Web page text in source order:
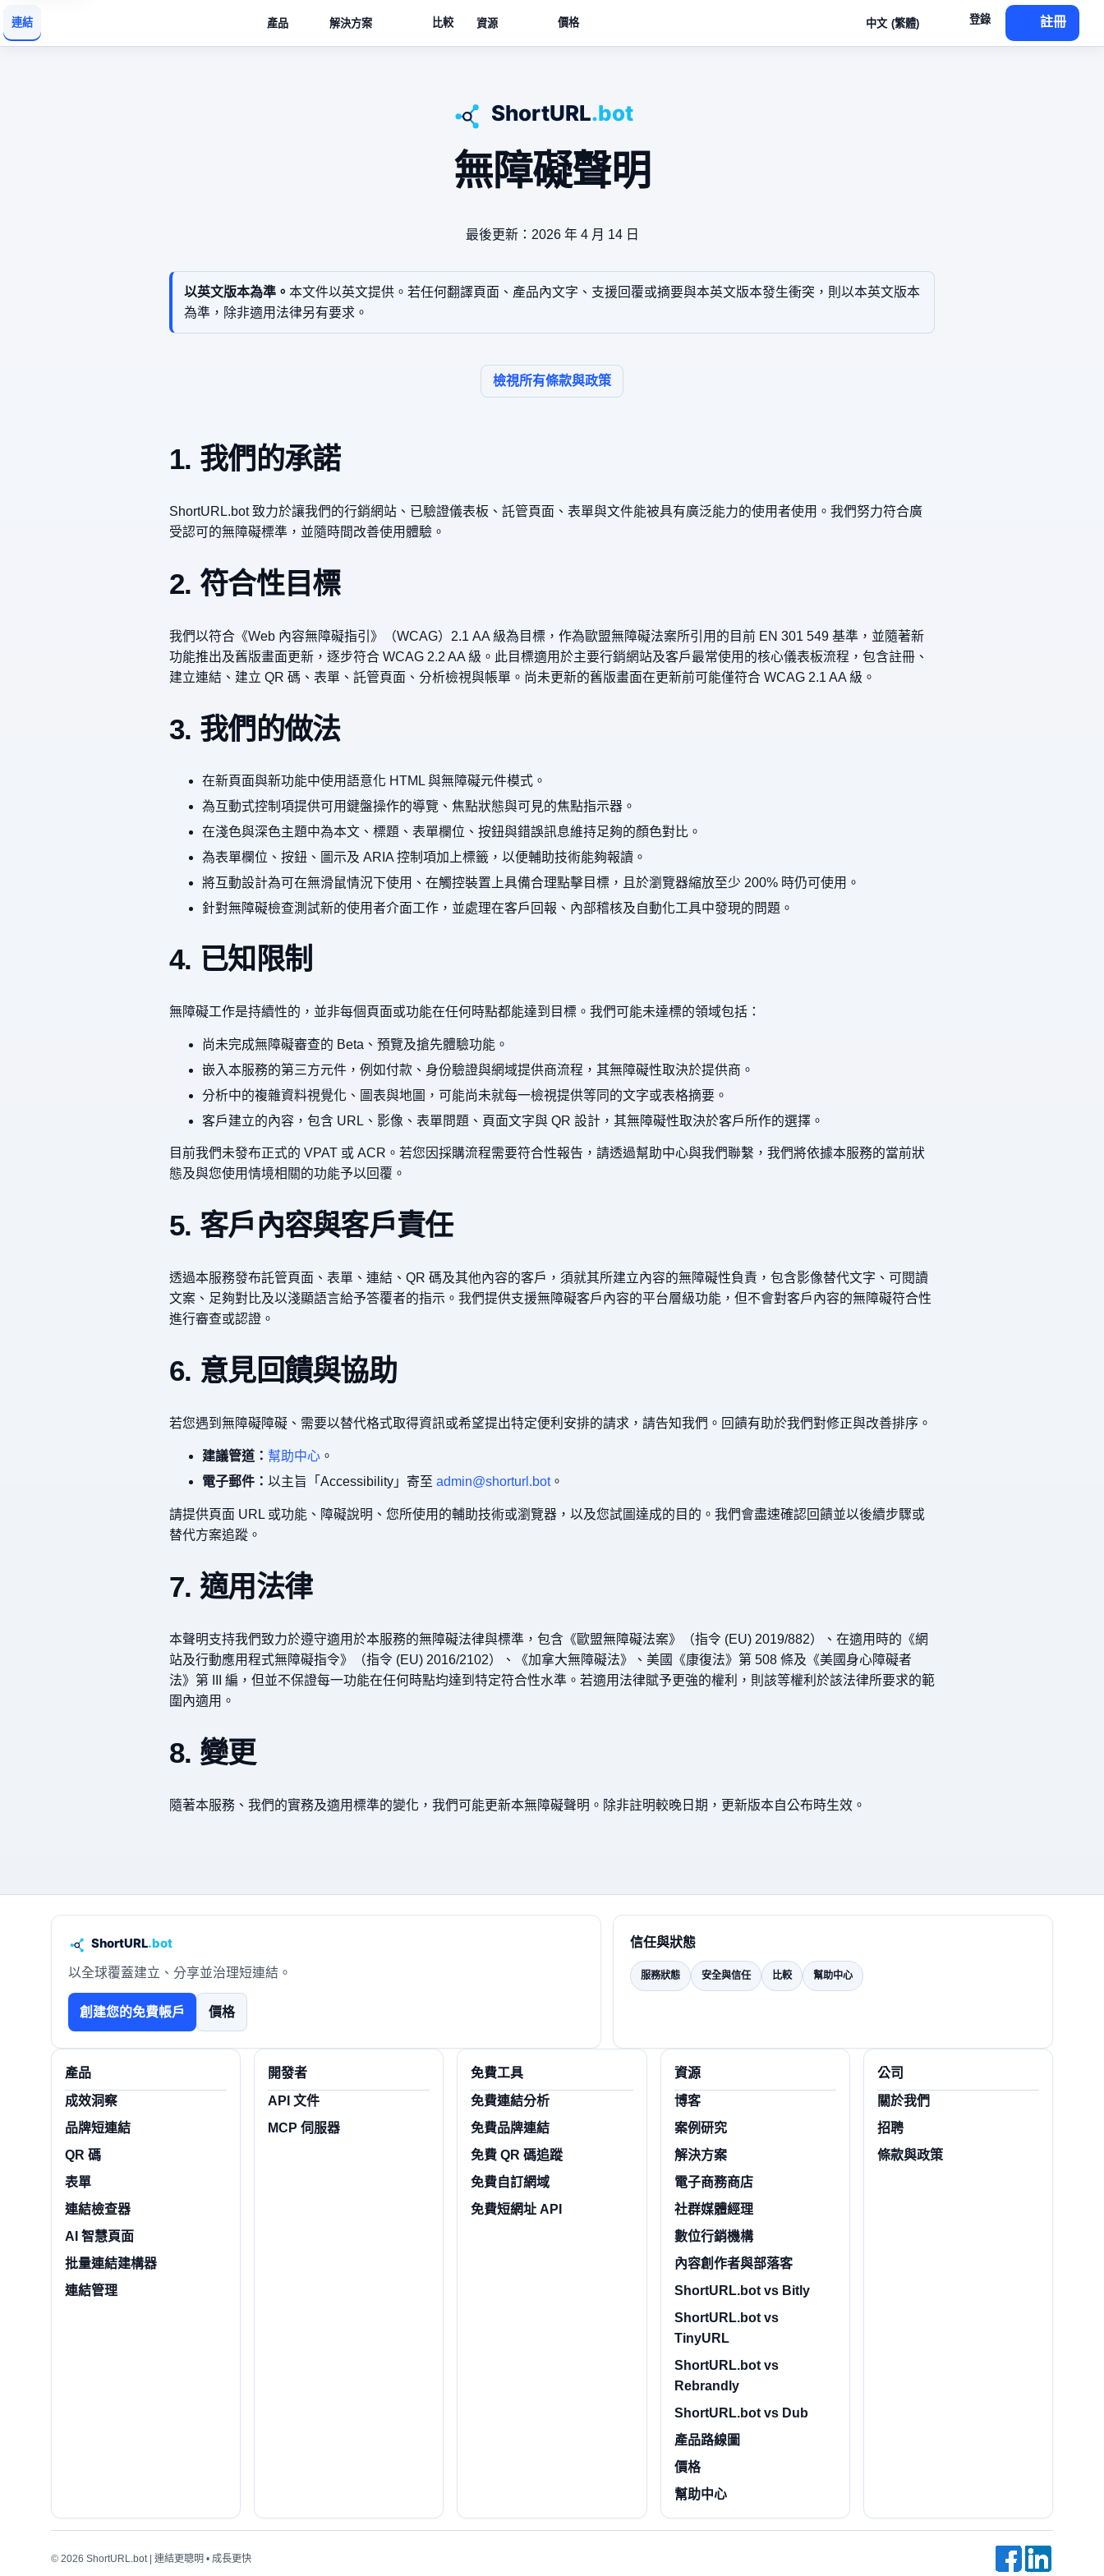
連結 產品 解決方案 比較 資源 價格 中文 (繁體) 登錄 註冊
無障礙聲明
最後更新：2026 年 4 月 14 日
以英文版本為準。 本文件以英文提供。若任何翻譯頁面、產品內文字、支援回覆或摘要與本英文版本發生衝突，則以本英文版本
為準，除非適用法律另有要求。
檢視所有條款與政策
1. 我們的承諾
ShortURL.bot 致力於讓我們的行銷網站、已驗證儀表板、託管頁面、表單與文件能被具有廣泛能力的使用者使用。我們努力符合廣
受認可的無障礙標準，並隨時間改善使用體驗。
2. 符合性目標
我們以符合《Web 內容無障礙指引》（WCAG）2.1 AA 級為目標，作為歐盟無障礙法案所引用的目前 EN 301 549 基準，並隨著新
功能推出及舊版畫面更新，逐步符合 WCAG 2.2 AA 級。此目標適用於主要行銷網站及客戶最常使用的核心儀表板流程，包含註冊、
建立連結、建立 QR 碼、表單、託管頁面、分析檢視與帳單。尚未更新的舊版畫面在更新前可能僅符合 WCAG 2.1 AA 級。
3. 我們的做法
在新頁面與新功能中使用語意化 HTML 與無障礙元件模式。
為互動式控制項提供可用鍵盤操作的導覽、焦點狀態與可見的焦點指示器。
在淺色與深色主題中為本文、標題、表單欄位、按鈕與錯誤訊息維持足夠的顏色對比。
為表單欄位、按鈕、圖示及 ARIA 控制項加上標籤，以便輔助技術能夠報讀。
將互動設計為可在無滑鼠情況下使用、在觸控裝置上具備合理點擊目標，且於瀏覽器縮放至少 200% 時仍可使用。
針對無障礙檢查測試新的使用者介面工作，並處理在客戶回報、內部稽核及自動化工具中發現的問題。
4. 已知限制
無障礙工作是持續性的，並非每個頁面或功能在任何時點都能達到目標。我們可能未達標的領域包括：
尚未完成無障礙審查的 Beta、預覽及搶先體驗功能。
嵌入本服務的第三方元件，例如付款、身份驗證與網域提供商流程，其無障礙性取決於提供商。
分析中的複雜資料視覺化、圖表與地圖，可能尚未就每一檢視提供等同的文字或表格摘要。
客戶建立的內容，包含 URL、影像、表單問題、頁面文字與 QR 設計，其無障礙性取決於客戶所作的選擇。
目前我們未發布正式的 VPAT 或 ACR。若您因採購流程需要符合性報告，請透過幫助中心與我們聯繫，我們將依據本服務的當前狀
態及與您使用情境相關的功能予以回覆。
5. 客戶內容與客戶責任
透過本服務發布託管頁面、表單、連結、QR 碼及其他內容的客戶，須就其所建立內容的無障礙性負責，包含影像替代文字、可閱讀
文案、足夠對比及以淺顯語言給予答覆者的指示。我們提供支援無障礙客戶內容的平台層級功能，但不會對客戶內容的無障礙符合性
進行審查或認證。
6. 意見回饋與協助
若您遇到無障礙障礙、需要以替代格式取得資訊或希望提出特定便利安排的請求，請告知我們。回饋有助於我們對修正與改善排序。
建議管道： 幫助中心 。
電子郵件： 以主旨「Accessibility」寄至 admin@shorturl.bot。
請提供頁面 URL 或功能、障礙說明、您所使用的輔助技術或瀏覽器，以及您試圖達成的目的。我們會盡速確認回饋並以後續步驟或
替代方案追蹤。
7. 適用法律
本聲明支持我們致力於遵守適用於本服務的無障礙法律與標準，包含《歐盟無障礙法案》（指令 (EU) 2019/882）、在適用時的《網
站及行動應用程式無障礙指令》（指令 (EU) 2016/2102）、《加拿大無障礙法》、美國《康復法》第 508 條及《美國身心障礙者
法》第 III 編，但並不保證每一功能在任何時點均達到特定符合性水準。若適用法律賦予更強的權利，則該等權利於該法律所要求的範
圍內適用。
8. 變更
隨著本服務、我們的實務及適用標準的變化，我們可能更新本無障礙聲明。除非註明較晚日期，更新版本自公布時生效。
以全球覆蓋建立、分享並治理短連結。
創建您的免費帳戶 價格
信任與狀態
服務狀態 安全與信任 比較 幫助中心
產品
成效洞察
品牌短連結
QR 碼
表單
連結檢查器
AI 智慧頁面
批量連結建構器
連結管理
開發者
API 文件
MCP 伺服器
免費工具
免費連結分析
免費品牌連結
免費 QR 碼追蹤
免費自訂網域
免費短網址 API
資源
博客
案例研究
解決方案
電子商務商店
社群媒體經理
數位行銷機構
內容創作者與部落客
ShortURL.bot vs Bitly
ShortURL.bot vs
TinyURL
ShortURL.bot vs
Rebrandly
ShortURL.bot vs Dub
產品路線圖
價格
幫助中心
公司
關於我們
招聘
條款與政策
© 2026 ShortURL.bot | 連結更聰明 • 成長更快